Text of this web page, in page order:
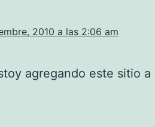
2010 a las 2:06 am
agregando este sitio